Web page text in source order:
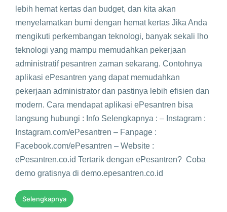
lebih hemat kertas dan budget, dan kita akan
menyelamatkan bumi dengan hemat kertas Jika Anda
mengikuti perkembangan teknologi, banyak sekali lho
teknologi yang mampu memudahkan pekerjaan
administratif pesantren zaman sekarang. Contohnya
aplikasi ePesantren yang dapat memudahkan
pekerjaan administrator dan pastinya lebih efisien dan
modern. Cara mendapat aplikasi ePesantren bisa
langsung hubungi : Info Selengkapnya : – Instagram :
Instagram.com/ePesantren – Fanpage :
Facebook.com/ePesantren – Website :
ePesantren.co.id Tertarik dengan ePesantren? Coba
demo gratisnya di demo.epesantren.co.id
Selengkapnya